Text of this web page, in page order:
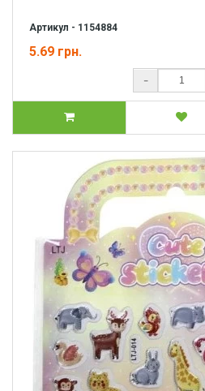
Артикул - 1154884
5.69 грн.
-